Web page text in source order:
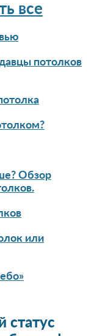
все
потолков
Обзор
или
статус